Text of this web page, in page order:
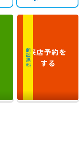
商談無料来店予約を
する